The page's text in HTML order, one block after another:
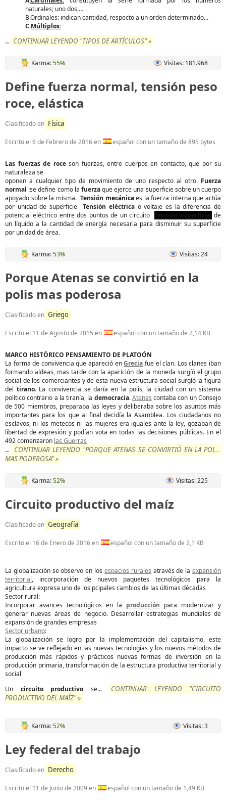
naturales; uno dos,…
B.Ordinales: indican cantidad, respecto a un orden determinado...
C.Múltiplos:
... CONTINUAR LEYENDO "TIPOS DE ARTÍCULOS" »
Karma:55% Visitas: 181.968
Define fuerza normal, tensión peso
roce, elástica
Clasificado en Física
Escrito el 6 de Febrero de 2016en español con un tamaño de 895 bytes
Las fuerzas de roceson fuerzas, entre cuerpos en contacto, que por su
naturaleza se
oponen a cualquier tipo de movimiento de uno respecto al otro. Fuerza
normal :se define como la fuerzaque ejerce una superficie sobre un cuerpo
apoyado sobre la misma. Tensión mecánicaes la fuerza interna que actúa
por unidad de superficieTensión eléctrica o voltaje es la diferencia de
potencial eléctrico entre dos puntos de un circuito
de
un líquido a la cantidad de energía necesaria para disminuir su superficie
por unidad de área.
Karma:53% Visitas: 24
Porque Atenas se convirtió en la
polis mas poderosa
Clasificado en Griego
Escrito el 11 de Agosto de 2015 en español con un tamaño de 2,14 KB
MARCO HISTÓRICO PENSAMIENTO DE PLATOÓN
La forma de convivencia que apareció enGrecia fue el clan. Los clanes iban
formando aldeas, mas tarde con la aparición de la moneda surgíó el grupo
social de los comerciantes y de esta nueva estructura social surgíó la figura
del tirano. La convivencia se daría en la polis, la ciudad con un sistema
político contrario a la tiranía, la democracia.Atenas contaba con un Consejo
de 500 miembros, preparaba las leyes y deliberaba sobre los asuntos más
importantes para los que al final decidía la Asamblea. Los ciudadanos no
esclavos, ni los metecos ni las mujeres era iguales ante la ley, gozaban de
libertad de expresión y podían vota en todas las decisiones públicas. En el
492 comenzaron las Guerras
... CONTINUAR LEYENDO "PORQUE ATENAS SE CONVIRTIÓ EN LA POLIS
MAS PODEROSA" »
Karma:52% Visitas: 225
Circuito productivo del maíz
Clasificado en Geografía
Escrito el 16 de Enero de 2016en español con un tamaño de 2,1 KB
La globalización se observo en los espacios rurales através de laexpansión
territorial, incorporación de nuevos paquetes tecnológicos para la
agricultura expresa uno de los pcipales cambios de las últimas décadas
Sector rural:
Incorporar avances tecnológicos en la producción para modernizar y
generar nuevas áreas de negocio. Desarrollar estrategias mundiales de
expansión de grandes empresas
Sector urbano:
La globalización se logro por la implementación del capitalismo, este
impacto se ve reflejado en las nuevas tecnologías y los nuevos métodos de
producción más rápidos y prácticos nuevas formas de inversión en la
producción primaria, transformación de la estructura productiva territorial y
social
Un circuito productivo se...
CONTINUAR LEYENDO "CIRCUITO
PRODUCTIVO DEL MAÍZ" »
Karma:52% Visitas: 3
Ley federal del trabajo
Clasificado en Derecho
Escrito el 11 de Junio de 2009en español con un tamaño de 1,49 KB